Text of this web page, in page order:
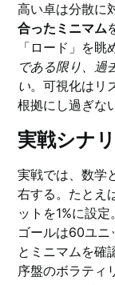
高い卓は分散に
合ったミニマム
「ロード」を眺
である限り、過
い。可視化はリ
根拠にし過ぎな
実戦シナ
実戦では、数学
右する。たとえ
ットを1%に設
ゴールは60ユニ
とミニマムを確
序盤のボラティ